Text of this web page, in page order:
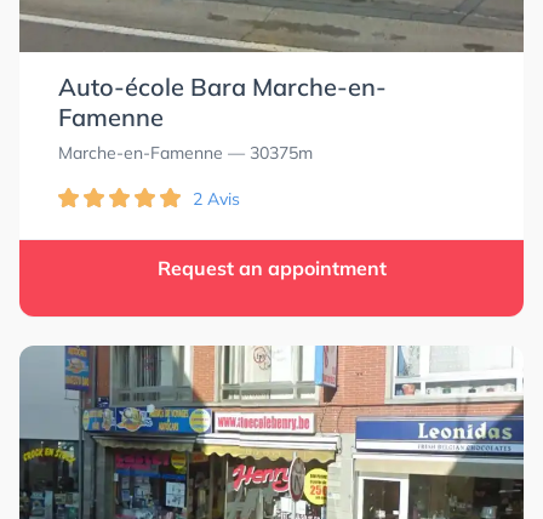
Auto-école Bara Marche-en-
Famenne
Marche-en-Famenne — 30375m
2 Avis
Request an appointment